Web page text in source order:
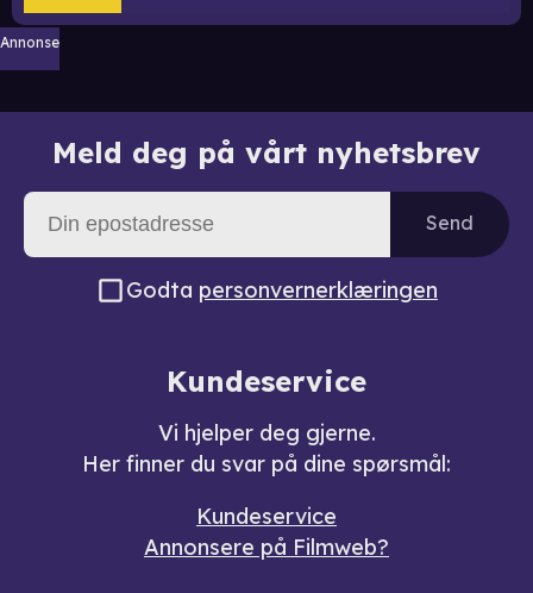
Annonse
Meld deg på vårt nyhetsbrev
Send
Godta personvernerklæringen
Kundeservice
Vi hjelper deg gjerne.
Her finner du svar på dine spørsmål:
Kundeservice
Annonsere på Filmweb?